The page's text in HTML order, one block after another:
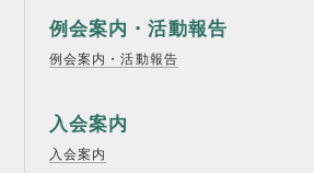
例会案内・活動報告
例会案内・活動報告
入会案内
入会案内